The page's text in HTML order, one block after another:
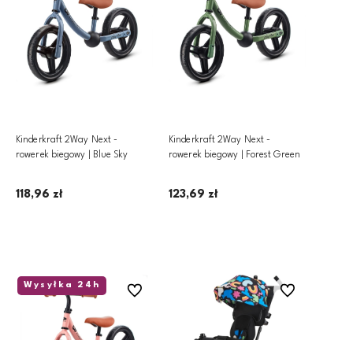
Kinderkraft 2Way Next -
rowerek biegowy | Blue Sky
118,96 zł
Kinderkraft 2Way Next -
rowerek biegowy | Forest Green
123,69 zł
Wysyłka 24h
Do ulubionych Do ulubionych